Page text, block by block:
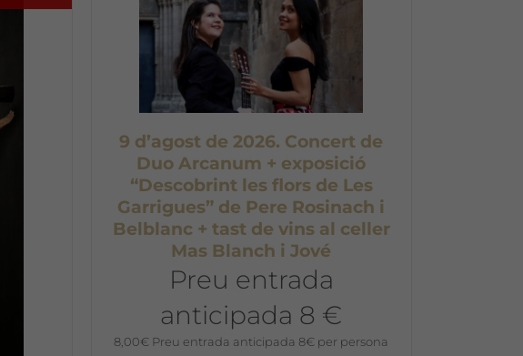
9 d’agost de 2026. Concert de
Duo Arcanum + exposició
“Descobrint les flors de Les
Garrigues” de Pere Rosinach i
Belblanc + tast de vins al celler
Mas Blanch i Jové
Preu entrada
anticipada 8 €
8,00€ Preu entrada anticipada 8€ per persona